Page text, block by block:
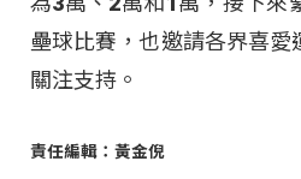
壘球比賽，也邀請各界喜
關注支持。
責任編輯：黃金倪